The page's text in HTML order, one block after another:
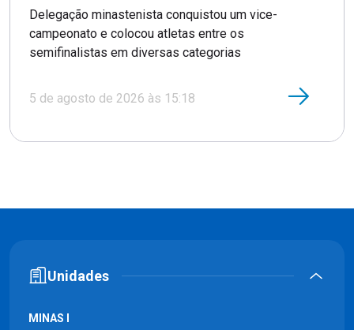
Delegação minastenista conquistou um vice-
campeonato e colocou atletas entre os
semifinalistas em diversas categorias
5 de agosto de 2026 às 15:18
Unidades
MINAS I